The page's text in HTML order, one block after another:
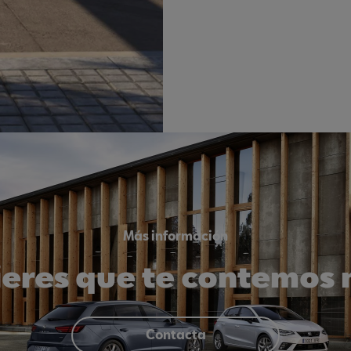
Más información
que te contemos
Contacta